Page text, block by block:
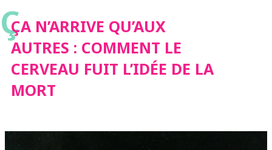
ÇÇA N’ARRIVE QU’AUX
AUTRES : COMMENT LE
CERVEAU FUIT L’IDÉE DE LA
MORT